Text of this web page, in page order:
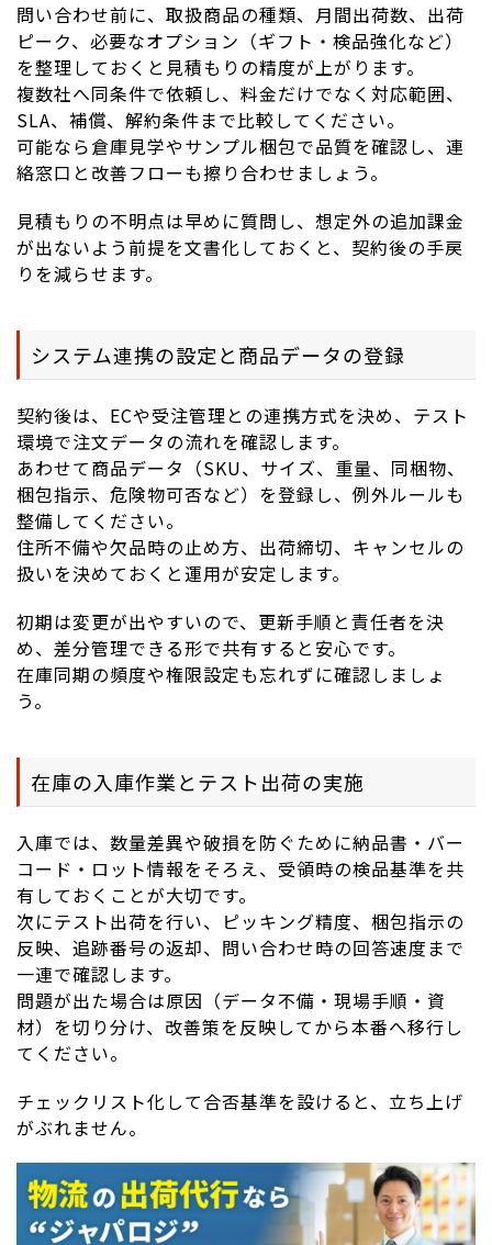
問い合わせ前に、取扱商品の種類、月間出荷数、出荷
ピーク、必要なオプション（ギフト・検品強化など）
を整理しておくと見積もりの精度が上がります。
複数社へ同条件で依頼し、料金だけでなく対応範囲、
SLA、補償、解約条件まで比較してください。
可能なら倉庫見学やサンプル梱包で品質を確認し、連
絡窓口と改善フローも擦り合わせましょう。
見積もりの不明点は早めに質問し、想定外の追加課金
が出ないよう前提を文書化しておくと、契約後の手戻
りを減らせます。
システム連携の設定と商品データの登録
契約後は、ECや受注管理との連携方式を決め、テスト
環境で注文データの流れを確認します。
あわせて商品データ（SKU、サイズ、重量、同梱物、
梱包指示、危険物可否など）を登録し、例外ルールも
整備してください。
住所不備や欠品時の止め方、出荷締切、キャンセルの
扱いを決めておくと運用が安定します。
初期は変更が出やすいので、更新手順と責任者を決
め、差分管理できる形で共有すると安心です。
在庫同期の頻度や権限設定も忘れずに確認しましょ
う。
在庫の入庫作業とテスト出荷の実施
入庫では、数量差異や破損を防ぐために納品書・バー
コード・ロット情報をそろえ、受領時の検品基準を共
有しておくことが大切です。
次にテスト出荷を行い、ピッキング精度、梱包指示の
反映、追跡番号の返却、問い合わせ時の回答速度まで
一連で確認します。
問題が出た場合は原因（データ不備・現場手順・資
材）を切り分け、改善策を反映してから本番へ移行し
てください。
チェックリスト化して合否基準を設けると、立ち上げ
がぶれません。